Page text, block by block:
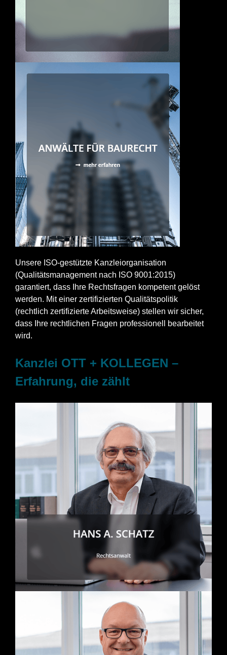
Unsere ISO-gestützte Kanzleiorganisation
(Qualitätsmanagement nach ISO 9001:2015)
garantiert, dass Ihre Rechtsfragen kompetent gelöst
werden. Mit einer zertifizierten Qualitätspolitik
(rechtlich zertifizierte Arbeitsweise) stellen wir sicher,
dass Ihre rechtlichen Fragen professionell bearbeitet
wird.
Kanzlei OTT + KOLLEGEN –
Erfahrung, die zählt